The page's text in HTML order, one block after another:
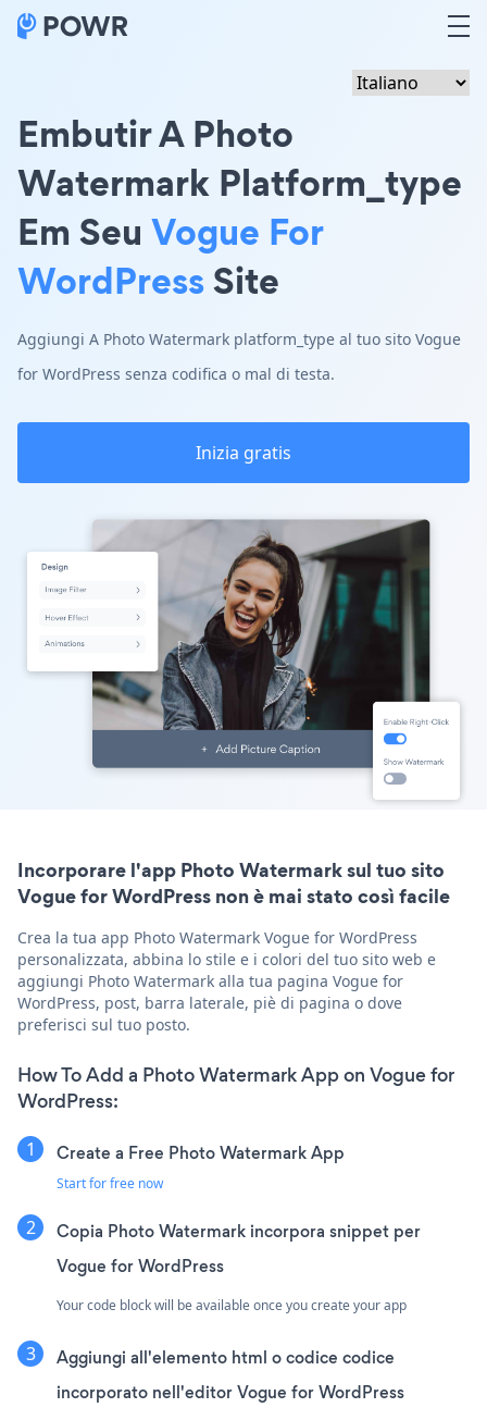
Embutir A Photo
Watermark Platform_type
Em Seu Vogue For
WordPressSite
Aggiungi A Photo Watermark platform_type al tuo sito Vogue
for WordPress senza codifica o mal di testa.
Inizia gratis
Incorporare l'app Photo Watermark sul tuo sito
Vogue for WordPress non è mai stato così facile
Crea la tua app Photo Watermark Vogue for WordPress
personalizzata, abbina lo stile e i colori del tuo sito web e
aggiungi Photo Watermark alla tua pagina Vogue for
WordPress, post, barra laterale, piè di pagina o dove
preferisci sul tuo posto.
How To Add a Photo Watermark App on Vogue for
WordPress:
Create a Free Photo Watermark App
Start for free now
Copia Photo Watermark incorpora snippet per
Vogue for WordPress
Your code block will be available once you create your app
Aggiungi all'elemento html o codice codice
incorporato nell'editor Vogue for WordPress